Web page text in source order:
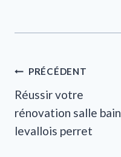
Navigation
de
l’article
PRÉCÉDENT
Réussir votre
rénovation salle bain
levallois perret